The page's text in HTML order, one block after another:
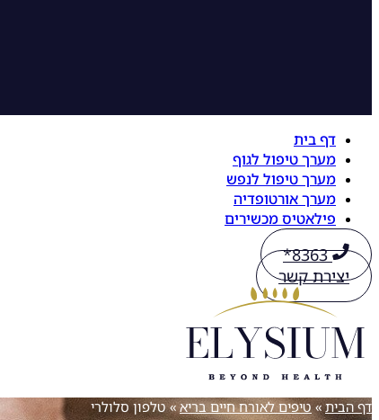
דף בית
מערך טיפול לגוף
מערך טיפול לנפש
מערך אורטופדיה
פילאטיס מכשירים
8363*
יצירת קשר
דף הבית» טיפים לאורח חיים בריא»טלפון סלולרי